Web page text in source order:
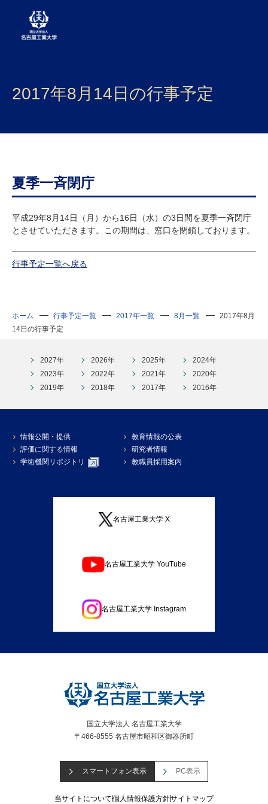
学部・大学院・センター
研究・産学官連携
国際交流
受験生 在学生
卒業生
企業・研究者
アクセス
キャンパスマップ お問い合わせ English
2017年8月14日の行事予定
夏季一斉閉庁
平成29年8月14日（月）から16日（水）の3日間を夏季一斉閉庁
とさせていただきます。この期間は、窓口を閉鎖しております。
行事予定一覧へ戻る
ホーム 行事予定一覧 2017年一覧 8月一覧
2017年8月
14日の行事予定
2027年 2026年 2025年
2024年
2023年
2022年 2021年
2020年
2019年
2018年 2017年 2016年
情報公開・提供
教育情報の公表
評価に関する情報
研究者情報
学術機関リポジトリ
教職員採用案内
名古屋工業大学 X
名古屋工業大学 YouTube
名古屋工業大学 Instagram
国立大学法人 名古屋工業大学
〒466-8555 名古屋市昭和区御器所町
スマートフォン表示 PC表示
当サイトについて個人情報保護方針サイトマップ